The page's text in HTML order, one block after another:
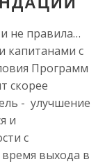
не правила…
капитанами с
Программ
скорее
- улучшение
и
с
выхода в